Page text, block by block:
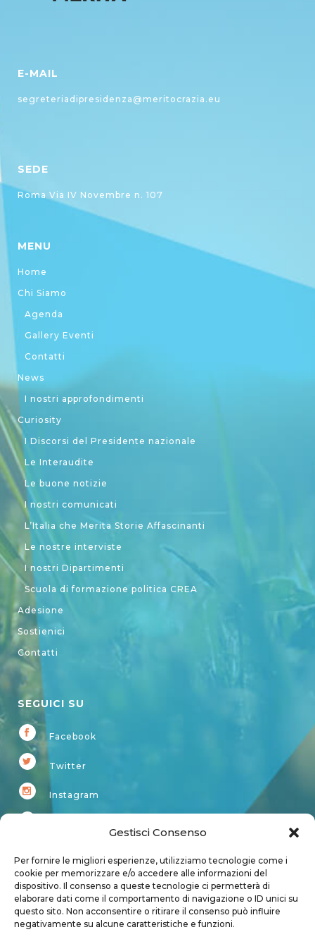
Gestisci Consenso
Per fornire le migliori esperienze, utilizziamo tecnologie come i
cookie per memorizzare e/o accedere alle informazioni del
dispositivo. Il consenso a queste tecnologie ci permetterà di
elaborare dati come il comportamento di navigazione o ID unici su
questo sito. Non acconsentire o ritirare il consenso può influire
negativamente su alcune caratteristiche e funzioni.
E-MAIL
segreteriadipresidenza@meritocrazia.eu
SEDE
Roma Via IV Novembre n. 107
MENU
Home
Chi Siamo
Agenda
Gallery Eventi
Contatti
News
I nostri approfondimenti
Curiosity
I Discorsi del Presidente nazionale
Le Interaudite
Le buone notizie
I nostri comunicati
L’Italia che Merita Storie Affascinanti
Le nostre interviste
I nostri Dipartimenti
Scuola di formazione politica CREA
Adesione
Sostienici
Contatti
SEGUICI SU
Facebook
Twitter
Instagram
Account
Login